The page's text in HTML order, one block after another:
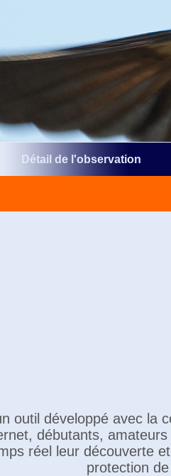
Détail de l'observation
outil développé avec la
débutants,
réel leur découverte
protection